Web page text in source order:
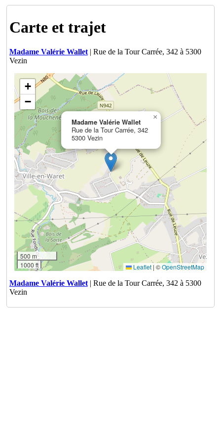
Carte et trajet
Madame Valérie Wallet| Rue de la Tour Carrée, 342 à 5300
Vezin
Madame Valérie Wallet
Rue de la Tour Carrée, 342
5300 Vezin
×
+
−
500 m
1000 ft
Leaflet | ©OpenStreetMap
Madame Valérie Wallet| Rue de la Tour Carrée, 342 à 5300
Vezin